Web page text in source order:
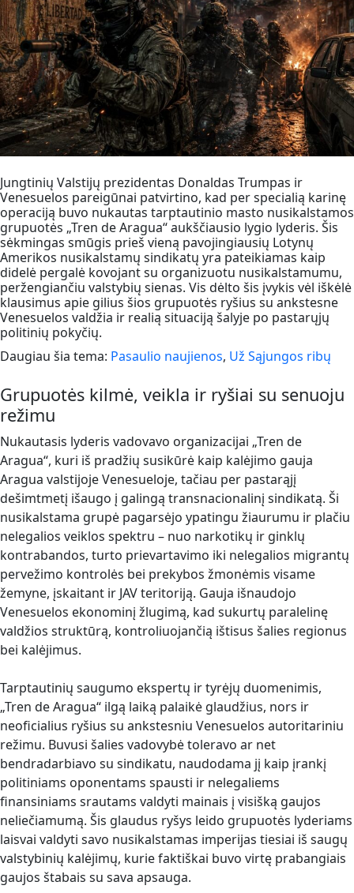
Jungtinių Valstijų prezidentas Donaldas Trumpas ir
Venesuelos pareigūnai patvirtino, kad per specialią karinę
operaciją buvo nukautas tarptautinio masto nusikalstamos
grupuotės „Tren de Aragua“ aukščiausio lygio lyderis. Šis
sėkmingas smūgis prieš vieną pavojingiausių Lotynų
Amerikos nusikalstamų sindikatų yra pateikiamas kaip
didelė pergalė kovojant su organizuotu nusikalstamumu,
peržengiančiu valstybių sienas. Vis dėlto šis įvykis vėl iškėlė
klausimus apie gilius šios grupuotės ryšius su ankstesne
Venesuelos valdžia ir realią situaciją šalyje po pastarųjų
politinių pokyčių.
Daugiau šia tema: Pasaulio naujienos, Už Sąjungos ribų
Grupuotės kilmė, veikla ir ryšiai su senuoju
režimu
Nukautasis lyderis vadovavo organizacijai „Tren de
Aragua“, kuri iš pradžių susikūrė kaip kalėjimo gauja
Aragua valstijoje Venesueloje, tačiau per pastarąjį
dešimtmetį išaugo į galingą transnacionalinį sindikatą. Ši
nusikalstama grupė pagarsėjo ypatingu žiaurumu ir plačiu
nelegalios veiklos spektru – nuo narkotikų ir ginklų
kontrabandos, turto prievartavimo iki nelegalios migrantų
pervežimo kontrolės bei prekybos žmonėmis visame
žemyne, įskaitant ir JAV teritoriją. Gauja išnaudojo
Venesuelos ekonominį žlugimą, kad sukurtų paralelinę
valdžios struktūrą, kontroliuojančią ištisus šalies regionus
bei kalėjimus.
Tarptautinių saugumo ekspertų ir tyrėjų duomenimis,
„Tren de Aragua“ ilgą laiką palaikė glaudžius, nors ir
neoficialius ryšius su ankstesniu Venesuelos autoritariniu
režimu. Buvusi šalies vadovybė toleravo ar net
bendradarbiavo su sindikatu, naudodama jį kaip įrankį
politiniams oponentams spausti ir nelegaliems
finansiniams srautams valdyti mainais į visišką gaujos
neliečiamumą. Šis glaudus ryšys leido grupuotės lyderiams
laisvai valdyti savo nusikalstamas imperijas tiesiai iš saugų
valstybinių kalėjimų, kurie faktiškai buvo virtę prabangiais
gaujos štabais su sava apsauga.